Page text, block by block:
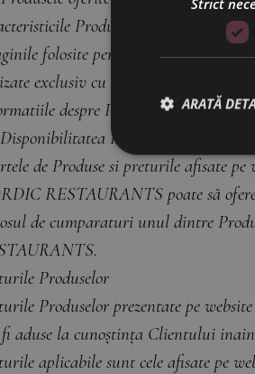
Produselor inainte de a
folosite pentru descrierea
exclusiv cu titlu de prezentare.
despre Produs afisate pe
Disponibilitatea Produselor si
de Produse si preturile afisate
RESTAURANTS poate să
de cumparaturi unul dintre
Produselor
Produselor prezentate pe
aduse la cunoștința Clientului
aplicabile sunt cele afisate pe
ARATĂ